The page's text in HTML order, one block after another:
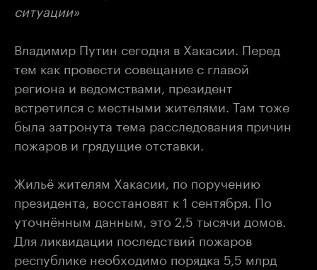
ситуации»
Владимир Путин сегодня в Хакасии. Перед
тем как провести совещание с главой
региона и ведомствами, президент
встретился с местными жителями. Там тоже
была затронута тема расследования причин
пожаров и грядущие отставки.
Жильё жителям Хакасии, по поручению
президента, восстановят к 1 сентября. По
уточнённым данным, это 2,5 тысячи домов.
Для ликвидации последствий пожаров
республике необходимо порядка 5,5 млрд